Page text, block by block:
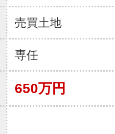
売買土地
専任
650万円